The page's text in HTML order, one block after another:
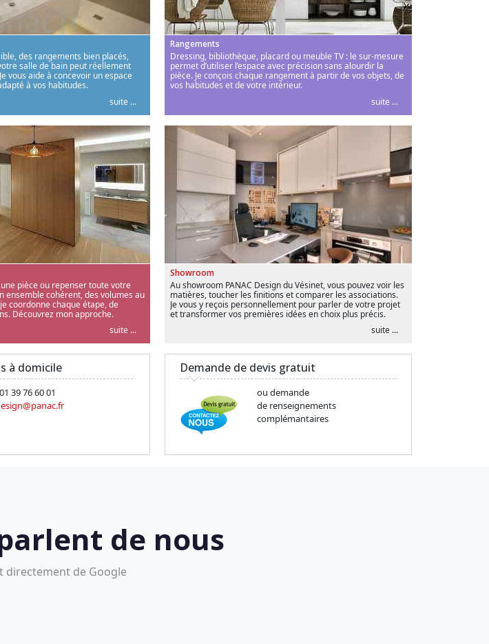
des rangements bien placés,
salle de bain peut réellement
vous aide à concevoir un espace
à vos habitudes.
suite ...
Rangements
Dressing, bibliothèque, placard ou meuble TV : le sur-mesure
permet d’utiliser l’espace avec précision sans alourdir la
pièce. Je conçois chaque rangement à partir de vos objets, de
vos habitudes et de votre intérieur.
suite ...
pièce ou repenser toute votre
ensemble cohérent, des volumes au
coordonne chaque étape, de
Découvrez mon approche.
suite ...
Showroom
Au showroom PANAC Design du Vésinet, vous pouvez voir les
matières, toucher les finitions et comparer les associations.
Je vous y reçois personnellement pour parler de votre projet
et transformer vos premières idées en choix plus précis.
suite ...
à domicile
01 39 76 60 01
Demande de devis gratuit
ou demande
de renseignements
complémantaires
de nous
directement de Google